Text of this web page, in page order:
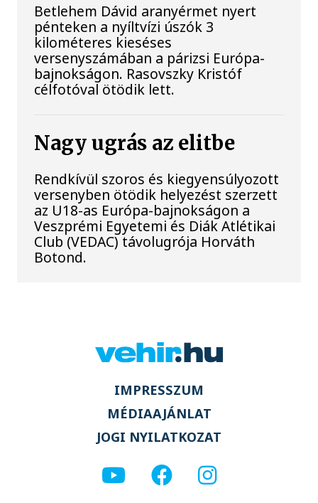
Betlehem Dávid aranyérmet nyert
pénteken a nyíltvízi úszók 3
kilométeres kieséses
versenyszámában a párizsi Európa-
bajnokságon. Rasovszky Kristóf
célfotóval ötödik lett.
Nagy ugrás az elitbe
Rendkívül szoros és kiegyensúlyozott
versenyben ötödik helyezést szerzett
az U18-as Európa-bajnokságon a
Veszprémi Egyetemi és Diák Atlétikai
Club (VEDAC) távolugrója Horváth
Botond.
IMPRESSZUM
MÉDIAAJÁNLAT
JOGI NYILATKOZAT